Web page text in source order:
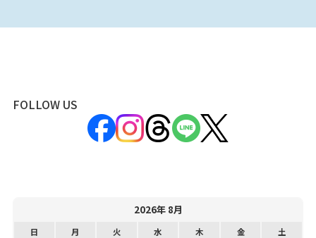
FOLLOW US
2026年 8月
日 月 火 水 木 金
土